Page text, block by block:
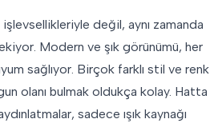
değil, aynı zamanda
Modern ve şık görünümü, her
sağlıyor. Birçok farklı stil ve renk
olanı bulmak oldukça kolay. Hatta
sadece ışık kaynağı